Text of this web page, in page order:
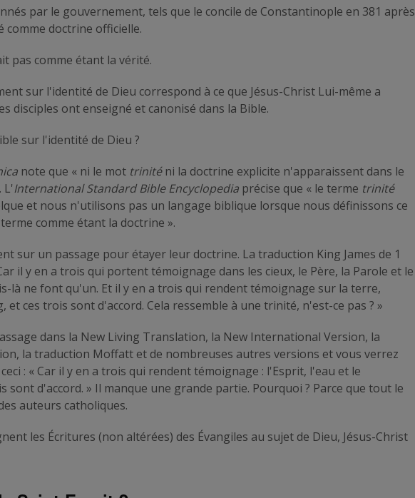
par le gouvernement, tels que le concile de Constantinople en 381 après
comme doctrine officielle.
pas comme étant la vérité.
sur l'identité de Dieu correspond à ce que Jésus-Christ Lui-même a
disciples ont enseigné et canonisé dans la Bible.
sur l'identité de Dieu ?
note que « ni le mot triniténi la doctrine explicite n'apparaissent dans le
L'International Standard Bible Encyclopedia précise que « le terme trinité
et nous n'utilisons pas un langage biblique lorsque nous définissons ce
comme étant la doctrine ».
sur un passage pour étayer leur doctrine. La traduction King James de 1
il y en a trois qui portent témoignage dans les cieux, le Père, la Parole et le
là ne font qu'un. Et il y en a trois qui rendent témoignage sur la terre,
et ces trois sont d'accord. Cela ressemble à une trinité, n'est-ce pas ? »
dans la New Living Translation, la New International Version, la
la traduction Moffatt et de nombreuses autres versions et vous verrez
: « Car il y en a trois qui rendent témoignage : l'Esprit, l'eau et le
d'accord. » Il manque une grande partie. Pourquoi ? Parce que tout le
auteurs catholiques.
les Écritures (non altérées) des Évangiles au sujet de Dieu, Jésus-Christ